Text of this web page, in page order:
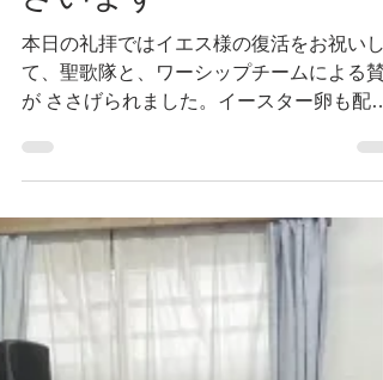
ざいます
本日の礼拝ではイエス様の復活をお祝いし
て、聖歌隊と、ワーシップチームによる賛
れました。